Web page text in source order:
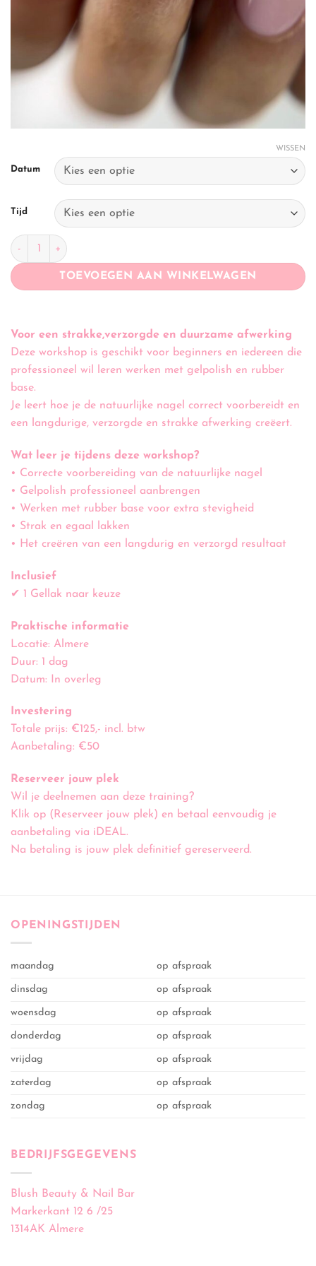
Datum
Tijd
WISSEN
Gelpolish & Rubberbase workshop aantal
TOEVOEGEN AAN WINKELWAGEN
Voor een strakke,verzorgde en duurzame afwerking
Deze workshop is geschikt voor beginners en iedereen die
professioneel wil leren werken met gelpolish en rubber
base.
Je leert hoe je de natuurlijke nagel correct voorbereidt en
een langdurige, verzorgde en strakke afwerking creëert.
Wat leer je tijdens deze workshop?
• Correcte voorbereiding van de natuurlijke nagel
• Gelpolish professioneel aanbrengen
• Werken met rubber base voor extra stevigheid
• Strak en egaal lakken
• Het creëren van een langdurig en verzorgd resultaat
Inclusief
✔ 1 Gellak naar keuze
Praktische informatie
Locatie: Almere
Duur: 1 dag
Datum: In overleg
Investering
Totale prijs: €125,- incl. btw
Aanbetaling: €50
Reserveer jouw plek
Wil je deelnemen aan deze training?
Klik op (Reserveer jouw plek) en betaal eenvoudig je
aanbetaling via iDEAL.
Na betaling is jouw plek definitief gereserveerd.
OPENINGSTIJDEN
maandag op afspraak
dinsdag op afspraak
woensdag op afspraak
donderdag op afspraak
vrijdag op afspraak
zaterdag op afspraak
zondag op afspraak
BEDRIJFSGEGEVENS
Blush Beauty & Nail Bar
Markerkant 12 6 /25
1314AK Almere